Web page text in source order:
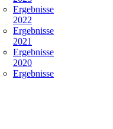
Ergebnisse
2022
Ergebnisse
2021
Ergebnisse
2020
Ergebnisse